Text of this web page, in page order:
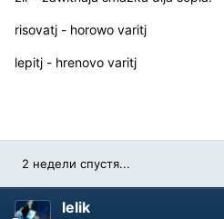
risovatj - horowo varitj
lepitj - hrenovo varitj
2 недели спустя...
lelik